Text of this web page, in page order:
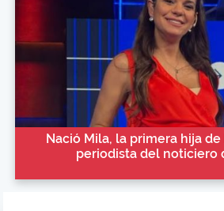
Nació Mila, la primera hija
periodista del noticiero